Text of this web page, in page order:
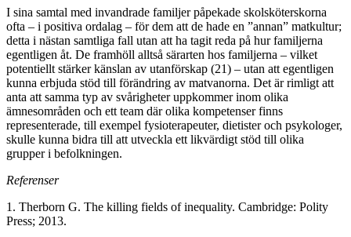
I sina samtal med invandrade familjer påpekade skolsköterskorna
ofta – i positiva ordalag – för dem att de hade en ”annan” matkultur;
detta i nästan samtliga fall utan att ha tagit reda på hur familjerna
egentligen åt. De framhöll alltså särarten hos familjerna – vilket
potentiellt stärker känslan av utanförskap (21) – utan att egentligen
kunna erbjuda stöd till förändring av matvanorna. Det är rimligt att
anta att samma typ av svårigheter uppkommer inom olika
ämnesområden och ett team där olika kompetenser finns
representerade, till exempel fysioterapeuter, dietister och psykologer,
skulle kunna bidra till att utveckla ett likvärdigt stöd till olika
grupper i befolkningen.
Referenser
1. Therborn G. The killing fields of inequality. Cambridge: Polity
Press; 2013.